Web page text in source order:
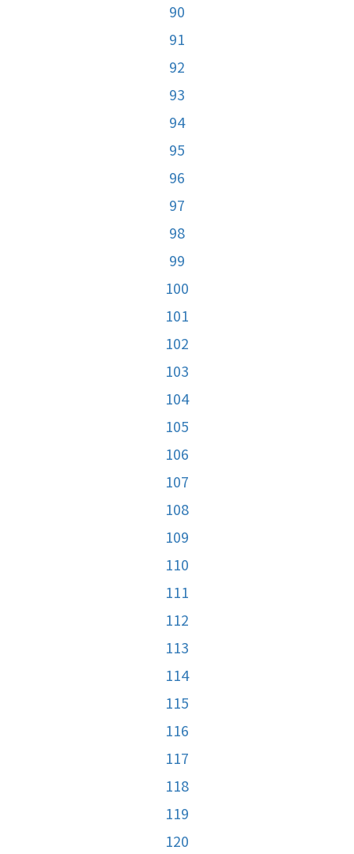
90
91
92
93
94
95
96
97
98
99
100
101
102
103
104
105
106
107
108
109
110
111
112
113
114
115
116
117
118
119
120